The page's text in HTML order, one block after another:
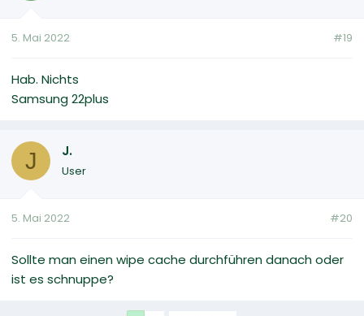
5. Mai 2022 #19
Hab. Nichts
Samsung 22plus
J J.
User
5. Mai 2022 #20
Sollte man einen wipe cache durchführen danach oder
ist es schnuppe?